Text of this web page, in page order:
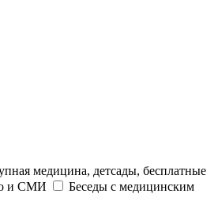
медицина, детсады, бесплатные
и СМИ
Беседы с медицинским